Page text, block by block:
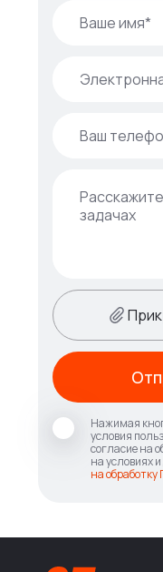
Нажимая
условия
согласие на
на условиях
на